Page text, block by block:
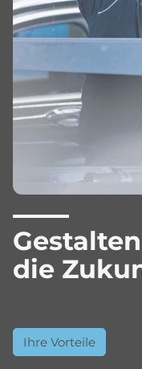
die
Ihre Vorteile